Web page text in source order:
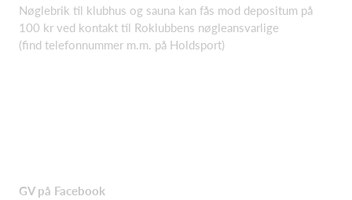
Nøglebrik til klubhus og sauna kan fås mod depositum på
100 kr ved kontakt til Roklubbens nøgleansvarlige
(find telefonnummer m.m. på Holdsport)
GV på Facebook